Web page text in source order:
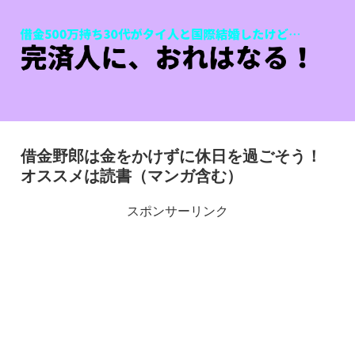
借金野郎は金をかけずに休日を過ごそう！
オススメは読書（マンガ含む）
スポンサーリンク